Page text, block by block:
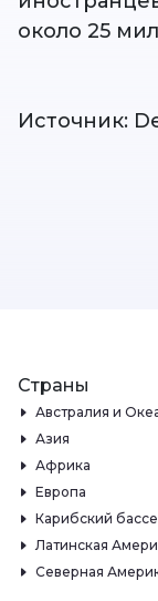
около 25
Источник:
Страны
Австралия и
Азия
Африка
Европа
Карибский
Латинская
Северная